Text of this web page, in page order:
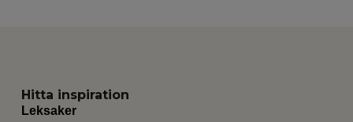
Hitta inspiration
Leksaker